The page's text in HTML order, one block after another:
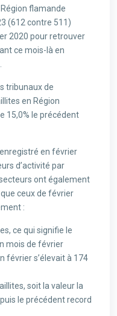
flamande
(612 contre 511)
2020 pour retrouver
ce mois-là en
tribunaux de
en Région
15,0% le précédent
en février
d’activité par
ont également
ceux de février
:
ce qui signifie le
mois de février
février s’élevait à 174
soit la valeur la
le précédent record